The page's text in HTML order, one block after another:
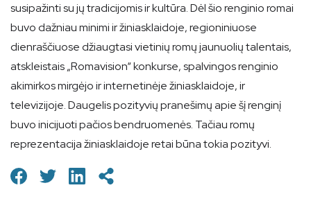
susipažinti su jų tradicijomis ir kultūra. Dėl šio renginio romai
buvo dažniau minimi ir žiniasklaidoje, regioniniuose
dienraščiuose džiaugtasi vietinių romų jaunuolių talentais,
atskleistais „Romavision“ konkurse, spalvingos renginio
akimirkos mirgėjo ir internetinėje žiniasklaidoje, ir
televizijoje. Daugelis pozityvių pranešimų apie šį renginį
buvo inicijuoti pačios bendruomenės. Tačiau romų
reprezentacija žiniasklaidoje retai būna tokia pozityvi.